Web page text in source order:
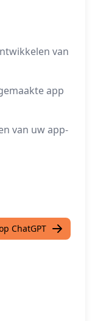
van
app
van uw app-
ChatGPT